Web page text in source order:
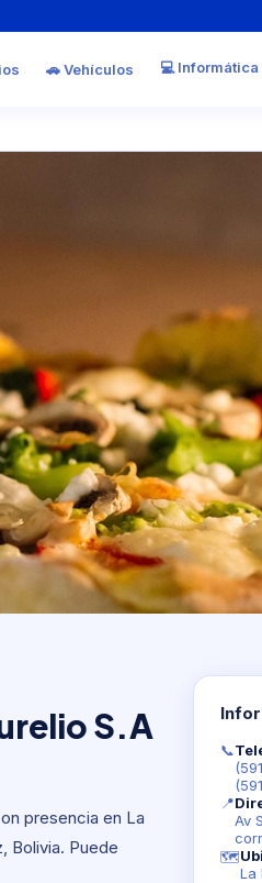
🚗 Vehículos 💻 Informática
Aurelio
S.A
presencia en La
Bolivia. Puede
📞
📍
Av
🗺️
La